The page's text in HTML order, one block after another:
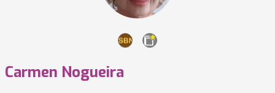
Carmen Nogueira